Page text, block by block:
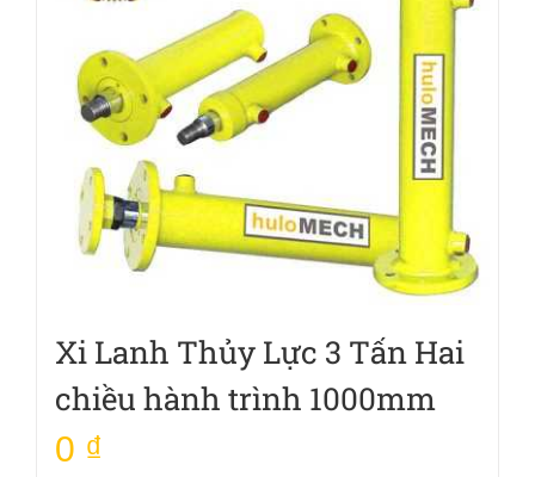
Xi Lanh Thủy Lực 3 Tấn Hai
chiều hành trình 1000mm
0 ₫